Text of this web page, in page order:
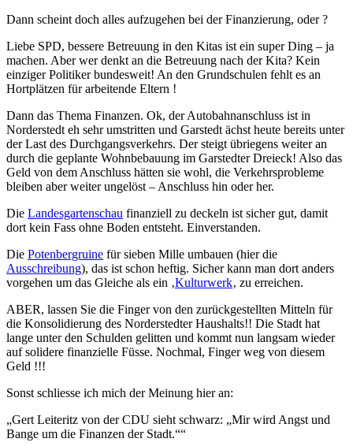
Dann scheint doch alles aufzugehen bei der Finanzierung, oder ?
Liebe SPD, bessere Betreuung in den Kitas ist ein super Ding – ja
machen. Aber wer denkt an die Betreuung nach der Kita? Kein
einziger Politiker bundesweit! An den Grundschulen fehlt es an
Hortplätzen für arbeitende Eltern !
Dann das Thema Finanzen. Ok, der Autobahnanschluss ist in
Norderstedt eh sehr umstritten und Garstedt ächst heute bereits unter
der Last des Durchgangsverkehrs. Der steigt übriegens weiter an
durch die geplante Wohnbebauung im Garstedter Dreieck! Also das
Geld von dem Anschluss hätten sie wohl, die Verkehrsprobleme
bleiben aber weiter ungelöst – Anschluss hin oder her.
Die Landesgartenschau finanziell zu deckeln ist sicher gut, damit
dort kein Fass ohne Boden entsteht. Einverstanden.
Die Potenbergruine für sieben Mille umbauen (hier die
Ausschreibung), das ist schon heftig. Sicher kann man dort anders
vorgehen um das Gleiche als ein ‚Kulturwerk‚ zu erreichen.
ABER, lassen Sie die Finger von den zurückgestellten Mitteln für
die Konsolidierung des Norderstedter Haushalts!! Die Stadt hat
lange unter den Schulden gelitten und kommt nun langsam wieder
auf solidere finanzielle Füsse. Nochmal, Finger weg von diesem
Geld !!!
Sonst schliesse ich mich der Meinung hier an:
„Gert Leiteritz von der CDU sieht schwarz: „Mir wird Angst und
Bange um die Finanzen der Stadt.““